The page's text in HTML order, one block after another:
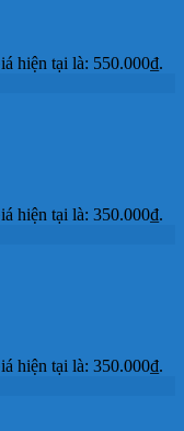
hiện tại là: 550.000₫.
hiện tại là: 350.000₫.
hiện tại là: 350.000₫.